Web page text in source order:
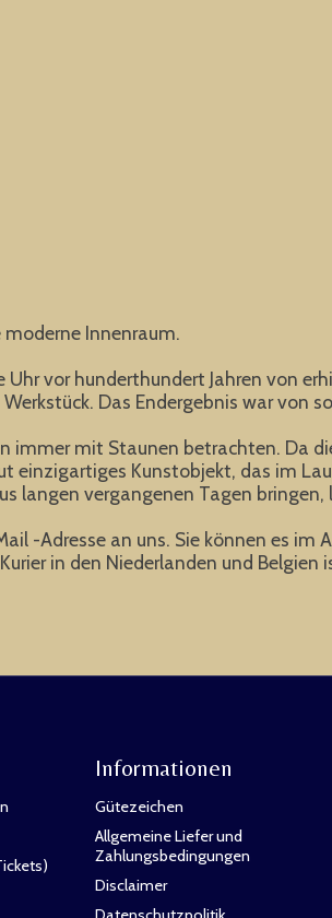
Innenraum.
vor hunderthundert Jahren von
Das Endergebnis war von
immer mit Staunen betrachten. Da
Kunstobjekt, das im
langen vergangenen Tagen
-Adresse an uns. Sie können es
in den Niederlanden und
Informationen
Gütezeichen
Allgemeine Liefer und
Zahlungsbedingungen
Disclaimer